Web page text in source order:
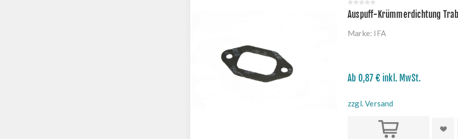
Auspuff-Krümmerdichtung
Marke: IFA
Ab 0,87 € inkl. MwSt.
zzgl. Versand
Kaufen